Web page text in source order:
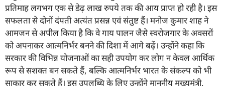
प्रतिमाह लगभग एक से डेढ़ लाख रुपये तक की आय प्राप्त हो रही है। इस
सफलता से दोनों दंपती अत्यंत प्रसन्न एवं संतुष्ट हैं। मनोज कुमार शाह ने
आमजन से अपील किया है कि वे गाय पालन जैसे स्वरोजगार के अवसरों
को अपनाकर आत्मनिर्भर बनने की दिशा में आगे बढ़ें। उन्होंने कहा कि
सरकार की विभिन्न योजनाओं का सही उपयोग कर लोग न केवल आर्थिक
रूप से सशक्त बन सकते हैं, बल्कि आत्मनिर्भर भारत के संकल्प को भी
साकार कर सकते हैं। इस उपलब्धि के लिए उन्होंने माननीय मुख्यमंत्री,